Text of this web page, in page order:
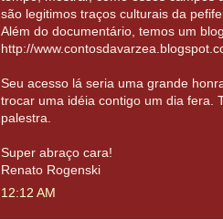
são legitimos traços culturais da
Além do documentário, temos um
http://
Seu acesso lá seria uma grande
trocar uma idéia contigo um dia fera.
palestra.
Super abraço cara!
Renato Rogenski
12:12 AM